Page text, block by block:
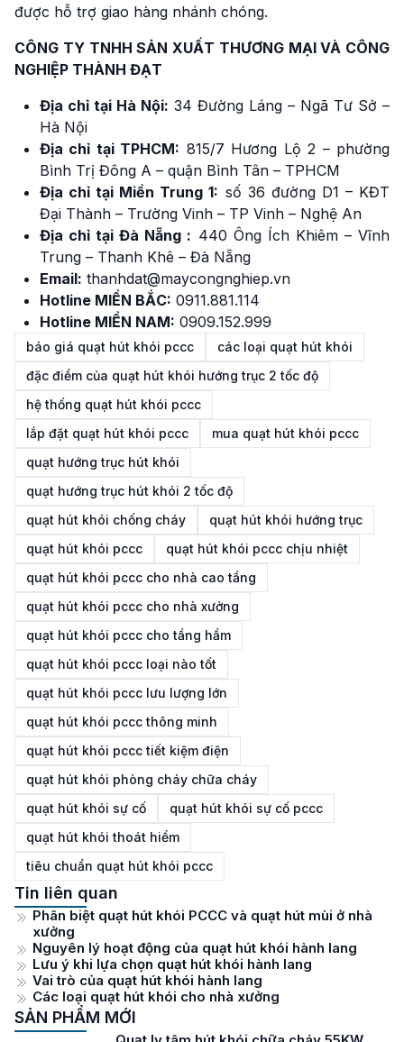
được hỗ trợ giao hàng nhánh chóng.
CÔNG TY TNHH SẢN XUẤT THƯƠNG MẠI VÀ CÔNG
NGHIỆP THÀNH ĐẠT
Địa chỉ tại Hà Nội: 34 Đường Láng – Ngã Tư Sở –
Hà Nội
Địa chỉ tại TPHCM: 815/7 Hương Lộ 2 – phường
Bình Trị Đông A – quận Bình Tân – TPHCM
Địa chỉ tại Miền Trung 1: số 36 đường D1 – KĐT
Đại Thành – Trường Vinh – TP Vinh – Nghệ An
Địa chỉ tại Đà Nẵng : 440 Ông Ích Khiêm – Vĩnh
Trung – Thanh Khê – Đà Nẵng
Email: thanhdat@maycongnghiep.vn
Hotline MIỀN BẮC: 0911.881.114
Hotline MIỀN NAM: 0909.152.999
báo giá quạt hút khói pccc
các loại quạt hút khói
đặc điểm của quạt hút khói hướng trục 2 tốc độ
hệ thống quạt hút khói pccc
lắp đặt quạt hút khói pccc
mua quạt hút khói pccc
quạt hướng trục hút khói
quạt hướng trục hút khói 2 tốc độ
quạt hút khói chống cháy
quạt hút khói hướng trục
quạt hút khói pccc
quạt hút khói pccc chịu nhiệt
quạt hút khói pccc cho nhà cao tầng
quạt hút khói pccc cho nhà xưởng
quạt hút khói pccc cho tầng hầm
quạt hút khói pccc loại nào tốt
quạt hút khói pccc lưu lượng lớn
quạt hút khói pccc thông minh
quạt hút khói pccc tiết kiệm điện
quạt hút khói phòng cháy chữa cháy
quạt hút khói sự cố
quạt hút khói sự cố pccc
quạt hút khói thoát hiểm
tiêu chuẩn quạt hút khói pccc
Tin liên quan
Phân biệt quạt hút khói PCCC và quạt hút mùi ở nhà
xưởng
Nguyên lý hoạt động của quạt hút khói hành lang
Lưu ý khi lựa chọn quạt hút khói hành lang
Vai trò của quạt hút khói hành lang
Các loại quạt hút khói cho nhà xưởng
SẢN PHẨM MỚI